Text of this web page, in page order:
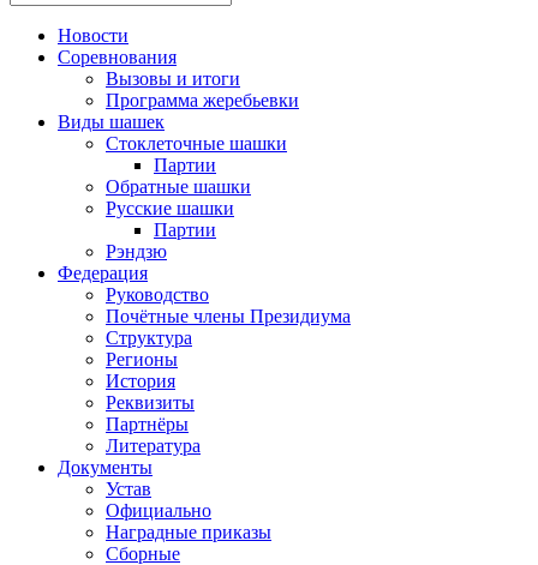
Новости
Соревнования
Вызовы и итоги
Программа жеребьевки
Виды шашек
Стоклеточные шашки
Партии
Обратные шашки
Русские шашки
Партии
Рэндзю
Федерация
Руководство
Почётные члены Президиума
Структура
Регионы
История
Реквизиты
Партнёры
Литература
Документы
Устав
Официально
Наградные приказы
Сборные